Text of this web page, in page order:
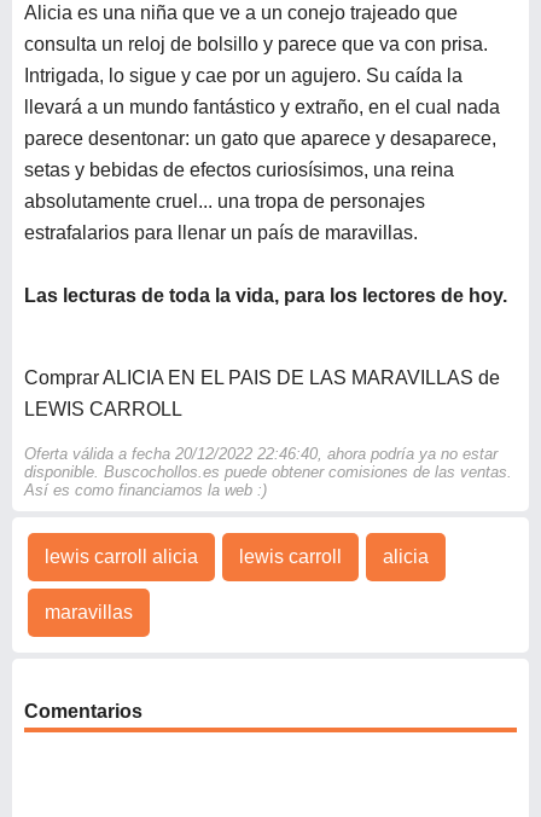
Alicia es una niña que ve a un conejo trajeado que
consulta un reloj de bolsillo y parece que va con prisa.
Intrigada, lo sigue y cae por un agujero. Su caída la
llevará a un mundo fantástico y extraño, en el cual nada
parece desentonar: un gato que aparece y desaparece,
setas y bebidas de efectos curiosísimos, una reina
absolutamente cruel... una tropa de personajes
estrafalarios para llenar un país de maravillas.
Las lecturas de toda la vida, para los lectores de hoy.
Comprar ALICIA EN EL PAIS DE LAS MARAVILLAS de
LEWIS CARROLL
Oferta válida a fecha 20/12/2022 22:46:40, ahora podría ya no estar
disponible. Buscochollos.es puede obtener comisiones de las ventas.
Así es como financiamos la web :)
lewis carroll alicia lewis carroll alicia
maravillas
Comentarios